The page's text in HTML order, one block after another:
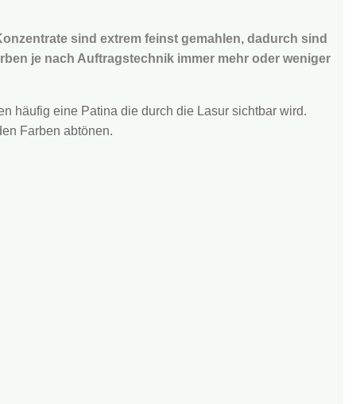
sind extrem feinst gemahlen, dadurch sind
je nach Auftragstechnik immer mehr oder weniger
häufig eine Patina die durch die Lasur sichtbar wird.
Farben abtönen.